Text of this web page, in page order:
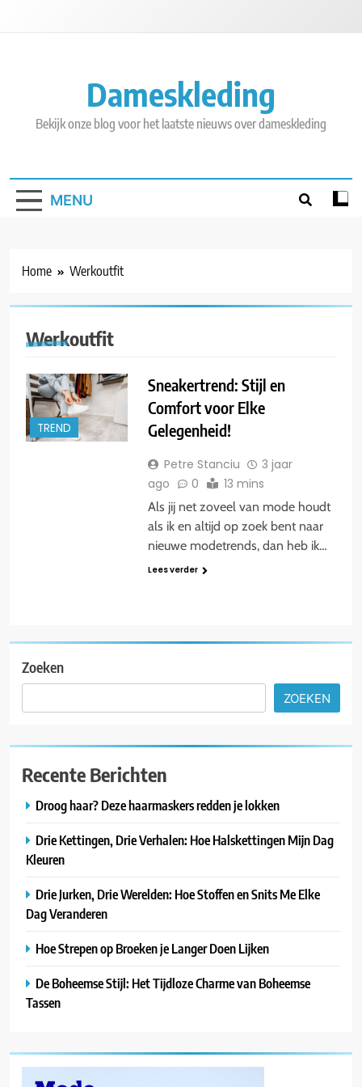
Dameskleding
Bekijk onze blog voor het laatste nieuws over dameskleding
MENU
Home Werkoutfit
Werkoutfit
TREND
Sneakertrend: Stijl en
Comfort voor Elke
Gelegenheid!
Petre Stanciu
3 jaar
ago
0 13 mins
Als jij net zoveel van mode houdt
als ik en altijd op zoek bent naar
nieuwe modetrends, dan heb ik…
Lees verder
Zoeken
ZOEKEN
Recente Berichten
Droog haar? Deze haarmaskers redden je lokken
Drie Kettingen, Drie Verhalen: Hoe Halskettingen Mijn Dag
Kleuren
Drie Jurken, Drie Werelden: Hoe Stoffen en Snits Me Elke
Dag Veranderen
Hoe Strepen op Broeken je Langer Doen Lijken
De Boheemse Stijl: Het Tijdloze Charme van Boheemse
Tassen